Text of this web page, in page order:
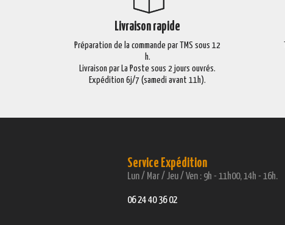
Livraison rapide
Préparation de la commande par TMS sous 12
h.
Livraison par La Poste sous 2 jours ouvrés.
Expédition 6j/7 (samedi avant 11h).
Service Expédition
Lun / Mar / Jeu / Ven : 9h - 11h00, 14h - 16h.
06 24 40 36 02